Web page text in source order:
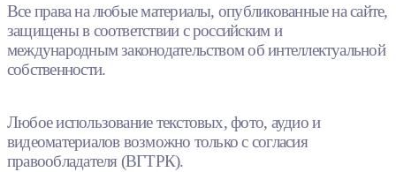
Все права на любые материалы, опубликованные на сайте,
защищены в соответствии с российским и
международным законодательством об интеллектуальной
собственности.
Любое использование текстовых, фото, аудио и
видеоматериалов возможно только с согласия
правообладателя (ВГТРК).